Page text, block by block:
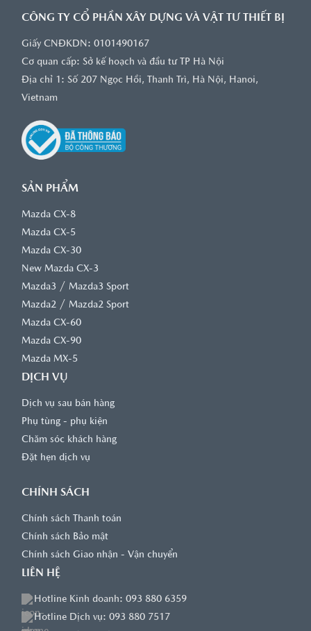
CÔNG TY CỔ PHẦN XÂY DỰNG VÀ VẬT TƯ THIẾT BỊ
Giấy CNĐKDN: 0101490167
Cơ quan cấp: Sở kế hoạch và đầu tư TP Hà Nội
Địa chỉ 1: Số 207 Ngọc Hồi, Thanh Trì, Hà Nội, Hanoi,
Vietnam
SẢN PHẨM
Mazda CX-8
Mazda CX-5
Mazda CX-30
New Mazda CX-3
Mazda3 / Mazda3 Sport
Mazda2 / Mazda2 Sport
Mazda CX-60
Mazda CX-90
Mazda MX-5
DỊCH VỤ
Dịch vụ sau bán hàng
Phụ tùng - phụ kiện
Chăm sóc khách hàng
Đặt hẹn dịch vụ
CHÍNH SÁCH
Chính sách Thanh toán
Chính sách Bảo mật
Chính sách Giao nhận - Vận chuyển
LIÊN HỆ
Hotline Kinh doanh: 093 880 6359
Hotline Dịch vụ: 093 880 7517